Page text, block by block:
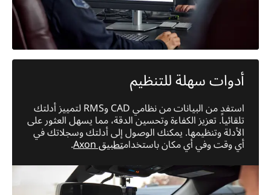
أدوات سهلة للتنظيم
استفد من البيانات من نظامي CAD وRMS لتمييز أدلتك
تلقائياً. تعزيز الكفاءة وتحسين الدقة، مما يسهل العثور على
الأدلة وتنظيمها. يمكنك الوصول إلى أدلتك وسجلاتك في
أي وقت وفي أي مكان باستخدامتطبيق Axon .